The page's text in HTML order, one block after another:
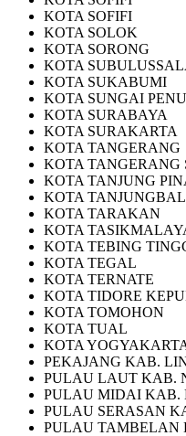
KOTA SOFIFI
KOTA SOLOK
KOTA SORONG
KOTA
KOTA SUKABUMI
KOTA SUNGAI
KOTA SURABAYA
KOTA SURAKARTA
KOTA TANGERANG
KOTA TANGERANG
KOTA TANJUNG
KOTA
KOTA TARAKAN
KOTA
KOTA TEBING
KOTA TEGAL
KOTA TERNATE
KOTA TIDORE
KOTA TOMOHON
KOTA TUAL
KOTA
PEKAJANG KAB.
PULAU LAUT KAB.
PULAU MIDAI KAB.
PULAU SERASAN
PULAU TAMBELAN